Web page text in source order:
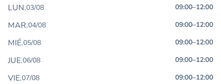
LUN.03/08 09:00–12:00
MAR.04/08 09:00–12:00
MIÉ.05/08 09:00–12:00
JUE.06/08 09:00–12:00
VIE.07/08 09:00–12:00